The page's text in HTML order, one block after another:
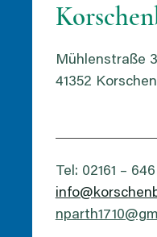
Mühlenstraße
41352
Tel: 02161 – 646